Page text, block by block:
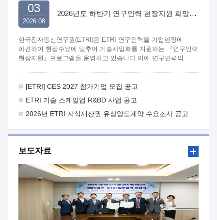
2026년도 하반기 연구인력 현장지원 희망기업 신청/접수
한국전자통신연구원(ETRI)은 ETRI 연구인력을 기업현장에
파견하여 현장수요에 맞추어 기술사업화를 지원하는 『연구인력
현장지원』프로그램을 운영하고 있습니다.이에 연구인력의
추진목적: ETRI 인력을 기업현장에 파견. 기술지원을
사업화성과를 극대화하고, 지원기업을 강견기업으로 육성하고자
함.  신청자격: ETRI 협력기업 및 일반 ICT 중소기업*
당해 지원실적과 차기 지원계획을 평가하여 결정
 기업부담:
연봉의 40%  추진일정(1)희망기업 신청/접수(2)희망인력-
희망기업 매칭(3)현장조사/ 선정(심의)(4)협약체결(5)
기업파견8월 3일 ~ 14일 8월 17일 ~ 26일 9월초순 9월 중순
10월 이후* 상기일정은 희망인력-희망기업간 매칭 원활시를
가정한 것으로 상황에 따라 상당기간 일정이 지연될 수 있음. **
(1)희망인력-희망기업간 적합성이 낮다고 판단되거나, (2)
2026.08
03
[ETRI] CES 2027 참가기업 모집 공고
ETRI 기술 스케일업 R&BD 사업 공고
2026년 ETRI 지식재산권 유상양도계약 수요조사 공고
보도자료